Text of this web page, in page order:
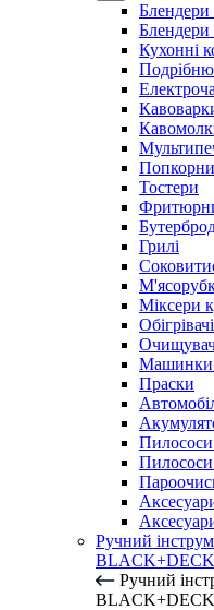
Блендери
Блендери
Кухонні
Тостери
Грилі
Міксери
Обігрівачі
Машинки
Праски
Пилососи
Пилососи
Ручний
Ручний